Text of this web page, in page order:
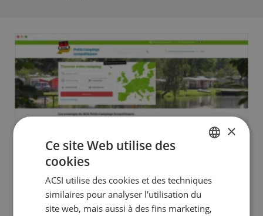
ENGLISH
×
Ce site Web utilise des
cookies
ACSI utilise des cookies et des techniques
similaires pour analyser l'utilisation du
site web, mais aussi à des fins marketing,